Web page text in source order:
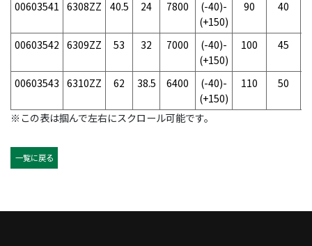
00603541 6308ZZ 40.5 24 7800
(-40)-
(+150)
90 40
00603542 6309ZZ 53 32 7000
(-40)-
(+150)
100 45
00603543 6310ZZ 62 38.5 6400
(-40)-
(+150)
110 50
※この表は掴んで左右にスクロール可能です。
一覧に戻る